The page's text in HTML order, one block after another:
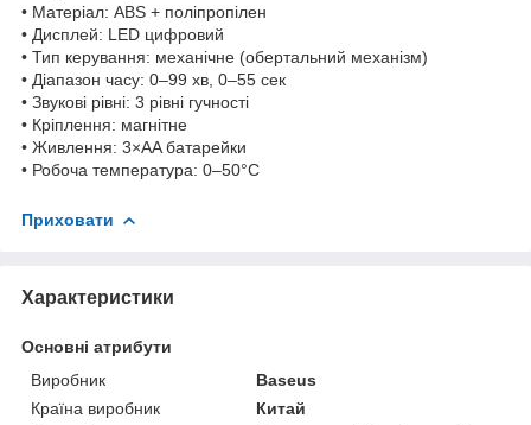
• Матеріал: ABS + поліпропілен
• Дисплей: LED цифровий
• Тип керування: механічне (обертальний механізм)
• Діапазон часу: 0–99 хв, 0–55 сек
• Звукові рівні: 3 рівні гучності
• Кріплення: магнітне
• Живлення: 3×AA батарейки
• Робоча температура: 0–50°C
Приховати
Характеристики
Основні атрибути
Виробник
Baseus
Країна виробник
Китай